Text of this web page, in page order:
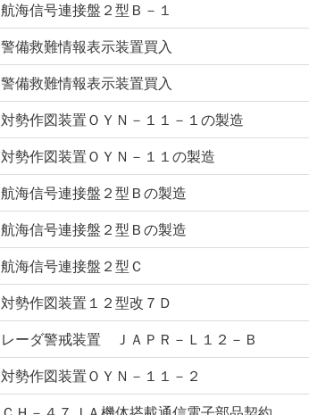
航海信号連接盤２型Ｂ－１
警備救難情報表示装置買入
警備救難情報表示装置買入
対勢作図装置ＯＹＮ－１１－１の製造
対勢作図装置ＯＹＮ－１１の製造
航海信号連接盤２型Ｂの製造
航海信号連接盤２型Ｂの製造
航海信号連接盤２型Ｃ
対勢作図装置１２型改７Ｄ
レーダ警戒装置 ＪＡＰＲ－Ｌ１２－Ｂ
対勢作図装置ＯＹＮ－１１－２